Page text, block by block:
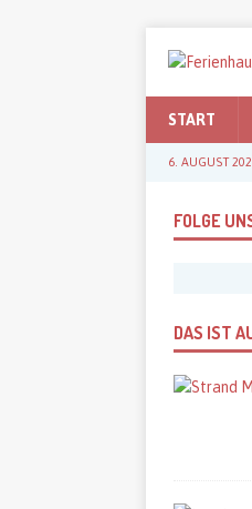
START
6. AUGUST
FOLGE
DAS IST